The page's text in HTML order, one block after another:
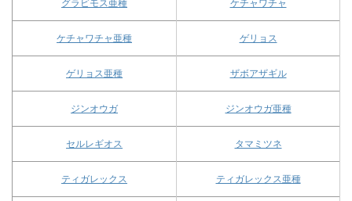
グラビモス亜種 ケチャワチャ
ケチャワチャ亜種 ゲリョス
ゲリョス亜種 ザボアザギル
ジンオウガ ジンオウガ亜種
セルレギオス タマミツネ
ティガレックス ティガレックス亜種